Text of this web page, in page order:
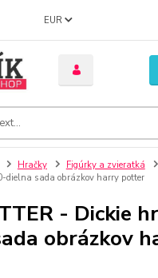
EUR
Hračky Figúrky a zvieratká
dielna sada obrázkov harry potter
- Dickie
obrázkov